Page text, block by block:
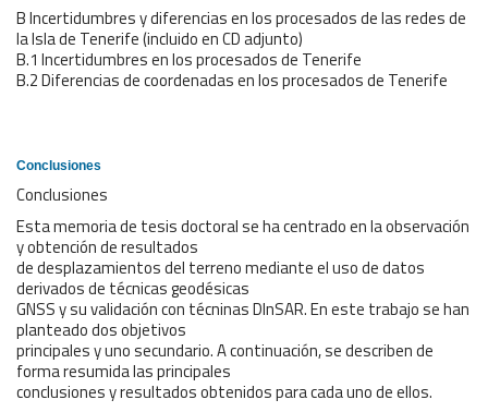
B Incertidumbres y diferencias en los procesados de las redes de
la Isla de Tenerife (incluido en CD adjunto)
B.1 Incertidumbres en los procesados de Tenerife
B.2 Diferencias de coordenadas en los procesados de Tenerife
Conclusiones
Conclusiones
Esta memoria de tesis doctoral se ha centrado en la observación
y obtención de resultados
de desplazamientos del terreno mediante el uso de datos
derivados de técnicas geodésicas
GNSS y su validación con técninas DInSAR. En este trabajo se han
planteado dos objetivos
principales y uno secundario. A continuación, se describen de
forma resumida las principales
conclusiones y resultados obtenidos para cada uno de ellos.